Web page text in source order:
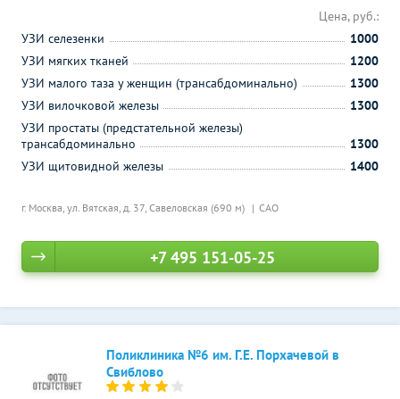
г. Москва, ул. Вятская, д. 37, Савеловская (690 м) САО
Цена, руб.:
УЗИ селезенки
1000
УЗИ мягких тканей
1200
УЗИ малого таза у женщин (трансабдоминально)
1300
УЗИ вилочковой железы
1300
УЗИ простаты (предстательной железы)
трансабдоминально
1300
УЗИ щитовидной железы
1400
+7 495 151-05-25
Поликлиника №6 им. Г.Е. Порхачевой в
Свиблово